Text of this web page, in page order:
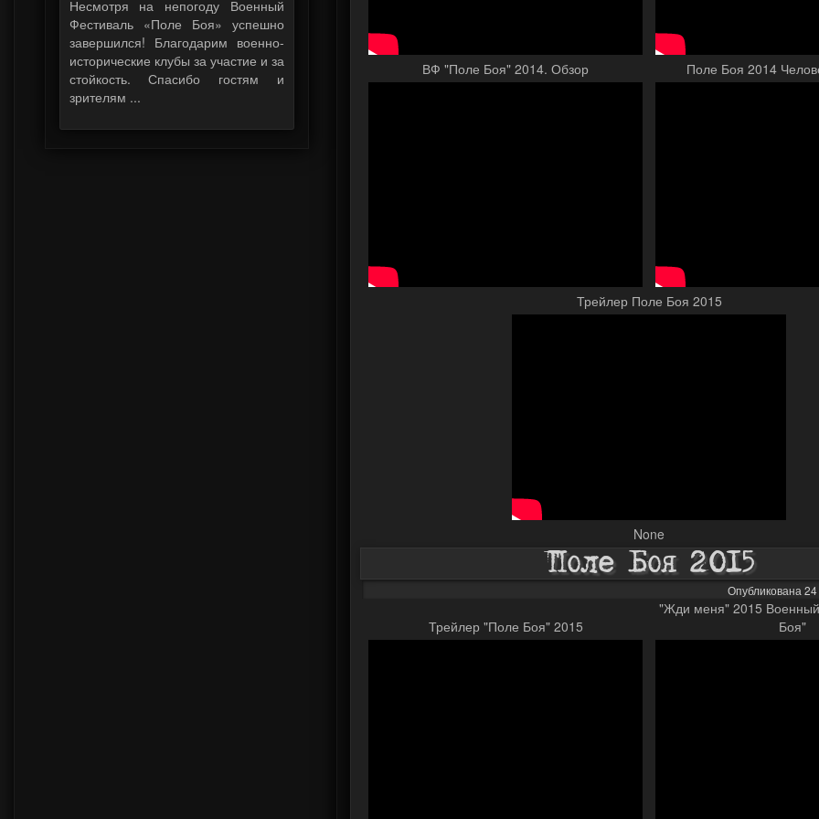
ВФ "Поле Боя" 2014. Обзор Поле Боя 2014
Трейлер Поле Боя 2015
None
Поле Боя 2015
Опубликована 24
Трейлер "Поле Боя" 2015
"Жди меня" 2015
Боя"
Несмотря на непогоду Военный
Фестиваль «Поле Боя» успешно
завершился! Благодарим военно-
исторические клубы за участие и за
стойкость. Спасибо гостям и
зрителям ...